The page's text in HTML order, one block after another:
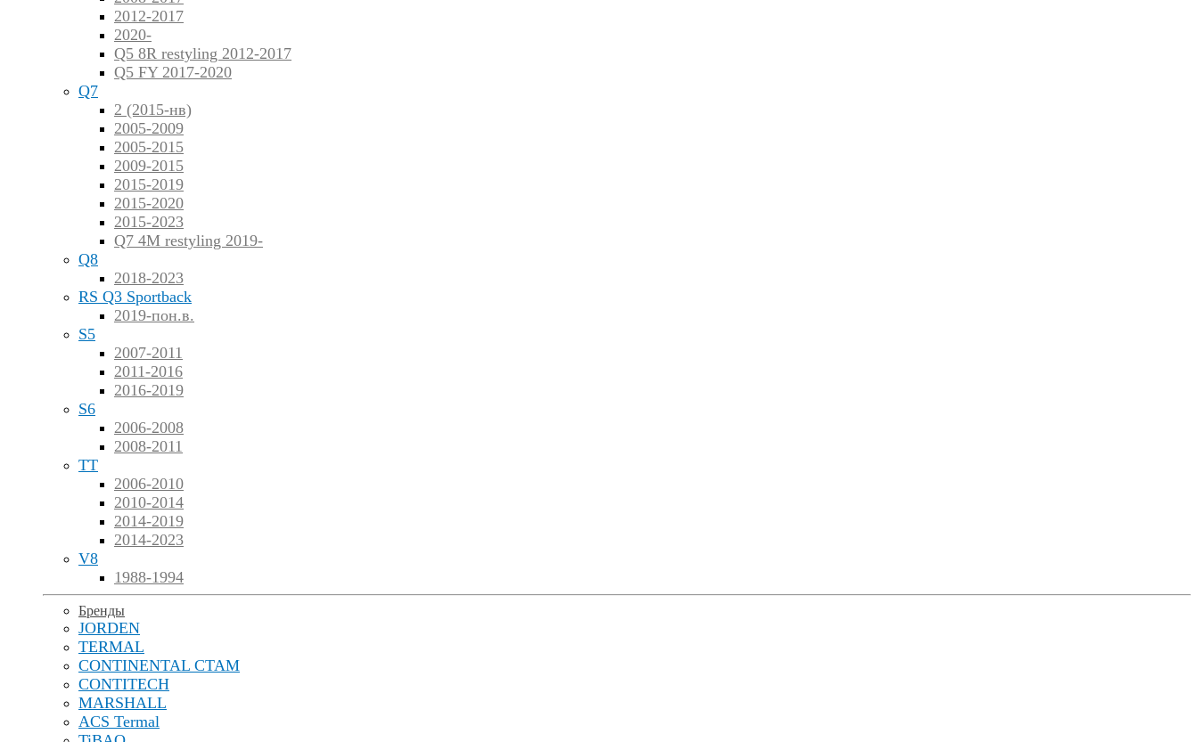
2012-2017
2020-
Q5 8R restyling 2012-2017
Q5 FY 2017-2020
Q7
2 (2015-нв)
2005-2009
2005-2015
2009-2015
2015-2019
2015-2020
2015-2023
Q7 4M restyling 2019-
Q8
2018-2023
RS Q3 Sportback
2019-пон.в.
S5
2007-2011
2011-2016
2016-2019
S6
2006-2008
2008-2011
TT
2006-2010
2010-2014
2014-2019
2014-2023
V8
1988-1994
Бренды
JORDEN
TERMAL
CONTINENTAL CTAM
CONTITECH
MARSHALL
ACS Termal